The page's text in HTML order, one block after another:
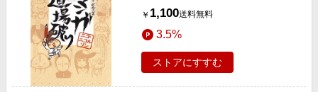
￥ 1,100送料無料
3.5%
ストアにすすむ